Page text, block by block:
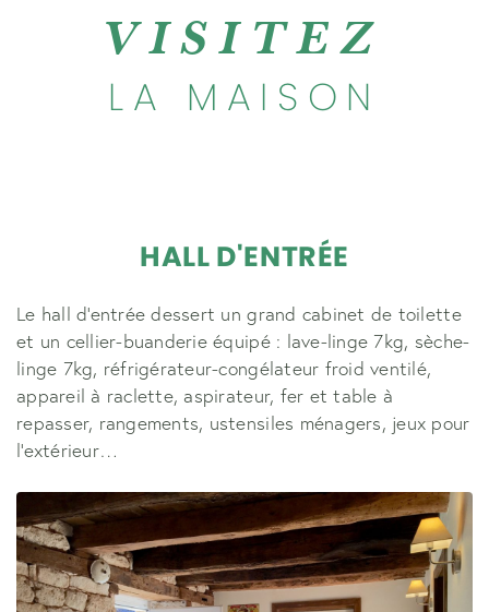
VISITEZ
LA MAISON
HALL D'ENTRÉE
Le hall d'entrée dessert un grand cabinet de toilette
et un cellier-buanderie équipé : lave-linge 7kg, sèche-
linge 7kg, réfrigérateur-congélateur froid ventilé,
appareil à raclette, aspirateur, fer et table à
repasser, rangements, ustensiles ménagers, jeux pour
l'extérieur…